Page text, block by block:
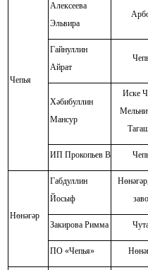
Чепья
Алексеева
Эльвира
Гайнуллин
Айрат
Хәбибуллин
Мансур
Иске
ИП Прокопьев В
Нөнәгәр
Габдуллин
Йосыф
Закирова Римма
ПО «Чепья»